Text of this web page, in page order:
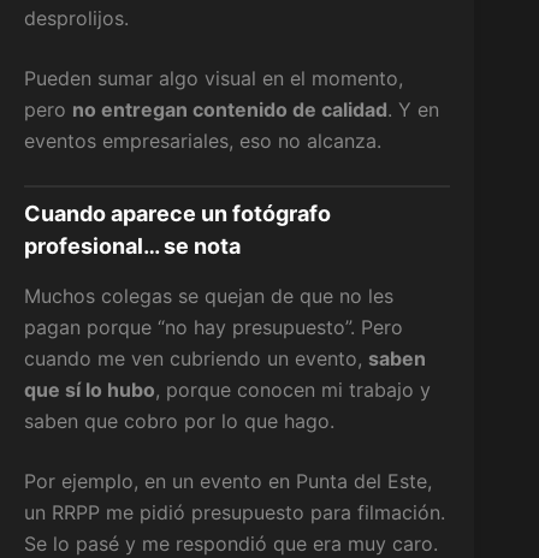
desprolijos.
Pueden sumar algo visual en el momento,
pero no entregan contenido de calidad. Y en
eventos empresariales, eso no alcanza.
Cuando aparece un fotógrafo
profesional… se nota
Muchos colegas se quejan de que no les
pagan porque “no hay presupuesto”. Pero
cuando me ven cubriendo un evento, saben
que sí lo hubo, porque conocen mi trabajo y
saben que cobro por lo que hago.
Por ejemplo, en un evento en Punta del Este,
un RRPP me pidió presupuesto para filmación.
Se lo pasé y me respondió que era muy caro.